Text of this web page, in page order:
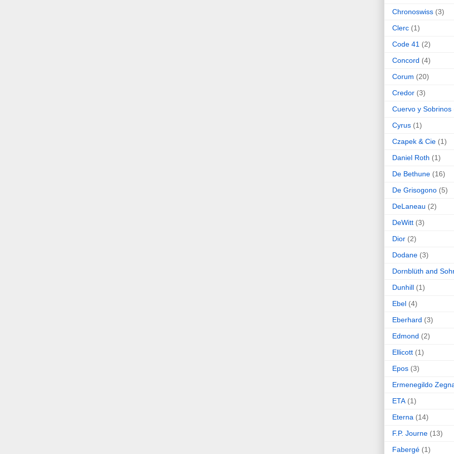
Chronoswiss (3)
Clerc (1)
Code 41 (2)
Concord (4)
Corum (20)
Credor (3)
Cuervo y Sobrinos
Cyrus (1)
Czapek & Cie (1)
Daniel Roth (1)
De Bethune (16)
De Grisogono (5)
DeLaneau (2)
DeWitt (3)
Dior (2)
Dodane (3)
Dornblüth and
Dunhill (1)
Ebel (4)
Eberhard (3)
Edmond (2)
Ellicott (1)
Epos (3)
Ermenegildo
ETA (1)
Eterna (14)
F.P. Journe (13)
Fabergé (1)